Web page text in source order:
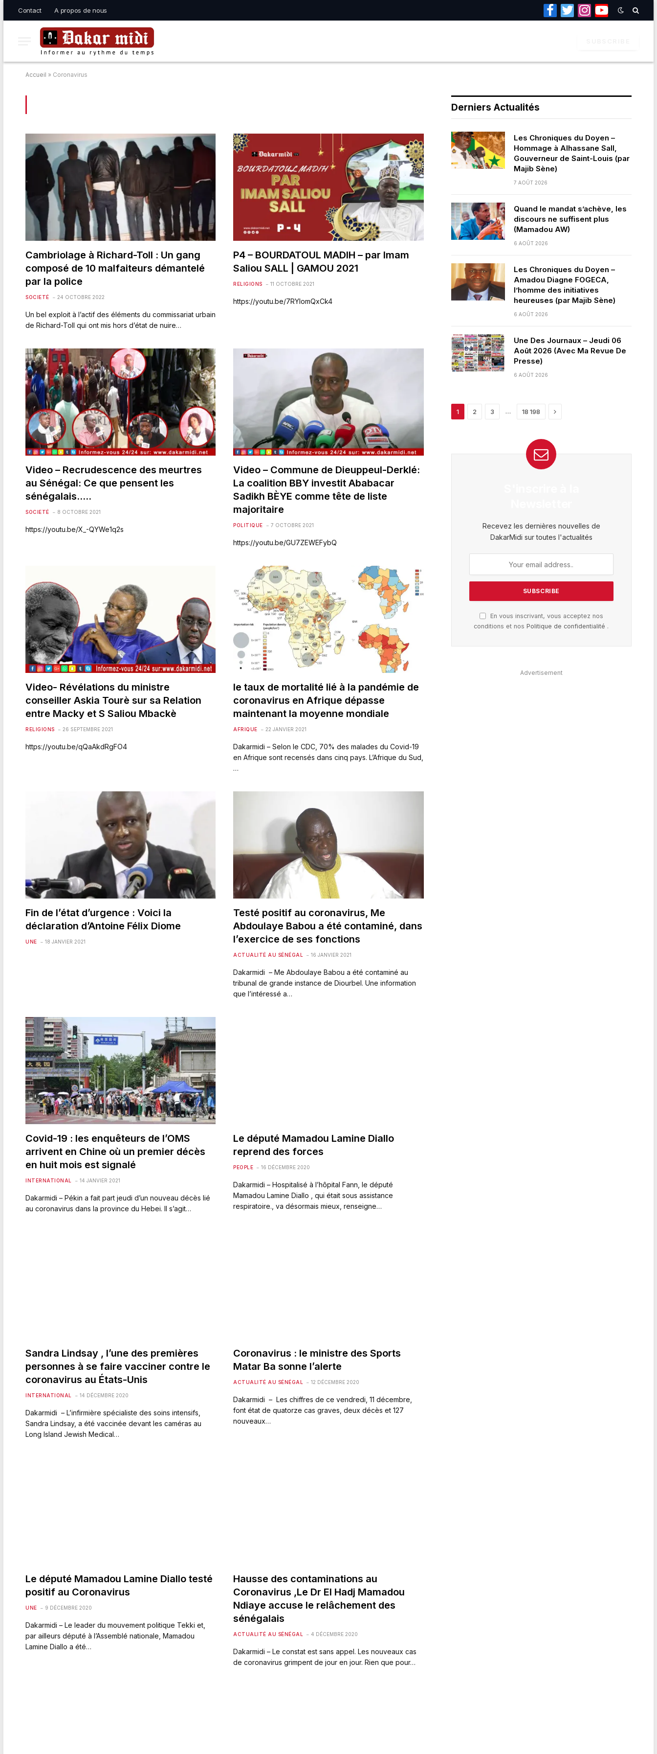
Contact A propos de nous
Facebook
TwitterInstagramYouTube
Accueil » Coronavirus
Cambriolage à Richard-Toll : Un gang
composé de 10 malfaiteurs démantelé
par la police
SOCIETÉ 24 OCTOBRE 2022
Un bel exploit à l’actif des éléments du commissariat urbain
de Richard-Toll qui ont mis hors d’état de nuire…
P4 – BOURDATOUL MADIH – par Imam
Saliou SALL | GAMOU 2021
RELIGIONS 11 OCTOBRE 2021
https://youtu.be/7RYIomQxCk4
Video – Recrudescence des meurtres
au Sénégal: Ce que pensent les
sénégalais…..
SOCIETÉ 8 OCTOBRE 2021
https://youtu.be/X_-QYWe1q2s
Video – Commune de Dieuppeul-Derklé:
La coalition BBY investit Ababacar
Sadikh BÈYE comme tête de liste
majoritaire
POLITIQUE 7 OCTOBRE 2021
https://youtu.be/GU7ZEWEFybQ
Video- Révélations du ministre
conseiller Askia Tourè sur sa Relation
entre Macky et S Saliou Mbackè
RELIGIONS 26 SEPTEMBRE 2021
https://youtu.be/qQaAkdRgFO4
le taux de mortalité lié à la pandémie de
coronavirus en Afrique dépasse
maintenant la moyenne mondiale
AFRIQUE 22 JANVIER 2021
Dakarmidi – Selon le CDC, 70% des malades du Covid-19
en Afrique sont recensés dans cinq pays. L’Afrique du Sud,
…
Fin de l’état d’urgence : Voici la
déclaration d’Antoine Félix Diome
UNE 18 JANVIER 2021
Testé positif au coronavirus, Me
Abdoulaye Babou a été contaminé, dans
l’exercice de ses fonctions
ACTUALITÉ AU SÉNÉGAL 16 JANVIER 2021
Dakarmidi – Me Abdoulaye Babou a été contaminé au
tribunal de grande instance de Diourbel. Une information
que l’intéressé a…
Covid-19 : les enquêteurs de l’OMS
arrivent en Chine où un premier décès
en huit mois est signalé
INTERNATIONAL 14 JANVIER 2021
Dakarmidi – Pékin a fait part jeudi d’un nouveau décès lié
au coronavirus dans la province du Hebei. Il s’agit…
Le député Mamadou Lamine Diallo
reprend des forces
PEOPLE 16 DÉCEMBRE 2020
Dakarmidi – Hospitalisé à l’hôpital Fann, le député
Mamadou Lamine Diallo , qui était sous assistance
respiratoire., va désormais mieux, renseigne…
Sandra Lindsay , l’une des premières
personnes à se faire vacciner contre le
coronavirus au États-Unis
INTERNATIONAL 14 DÉCEMBRE 2020
Dakarmidi – L’infirmière spécialiste des soins intensifs,
Sandra Lindsay, a été vaccinée devant les caméras au
Long Island Jewish Medical…
Coronavirus : le ministre des Sports
Matar Ba sonne l’alerte
ACTUALITÉ AU SÉNÉGAL 12 DÉCEMBRE 2020
Dakarmidi – Les chiffres de ce vendredi, 11 décembre,
font état de quatorze cas graves, deux décès et 127
nouveaux…
Le député Mamadou Lamine Diallo testé
positif au Coronavirus
UNE 9 DÉCEMBRE 2020
Dakarmidi – Le leader du mouvement politique Tekki et,
par ailleurs député à l’Assemblé nationale, Mamadou
Lamine Diallo a été…
Hausse des contaminations au
Coronavirus ,Le Dr El Hadj Mamadou
Ndiaye accuse le relâchement des
sénégalais
ACTUALITÉ AU SÉNÉGAL 4 DÉCEMBRE 2020
Dakarmidi – Le constat est sans appel. Les nouveaux cas
de coronavirus grimpent de jour en jour. Rien que pour…
Derniers Actualités
Les Chroniques du Doyen –
Hommage à Alhassane Sall,
Gouverneur de Saint-Louis (par
Majib Sène)
7 AOÛT 2026
Quand le mandat s’achève, les
discours ne suffisent plus
(Mamadou AW)
6 AOÛT 2026
Les Chroniques du Doyen –
Amadou Diagne FOGECA,
l’homme des initiatives
heureuses (par Majib Sène)
6 AOÛT 2026
Une Des Journaux – Jeudi 06
Août 2026 (Avec Ma Revue De
Presse)
6 AOÛT 2026
1 2 3 … 18 198 Next
Recevez les dernières nouvelles de
DakarMidi sur toutes l'actualités
En vous inscrivant, vous acceptez nos
conditions et nosPolitique de confidentialité .
Advertisement